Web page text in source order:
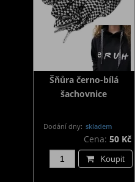
Šňůra černo-bílá
šachovnice
Dodání dny: skladem
Cena: 50 Kč
Koupit